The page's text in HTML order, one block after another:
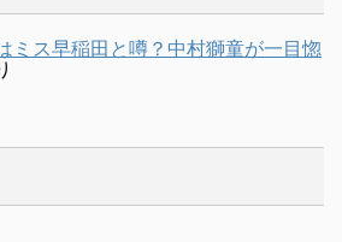
ミス早稲田と噂？中村獅童が一目惚